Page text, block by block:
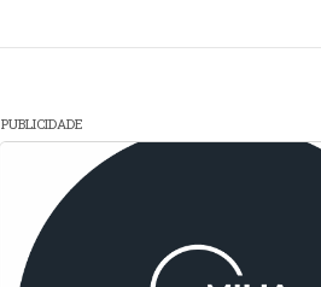
PUBLICIDADE